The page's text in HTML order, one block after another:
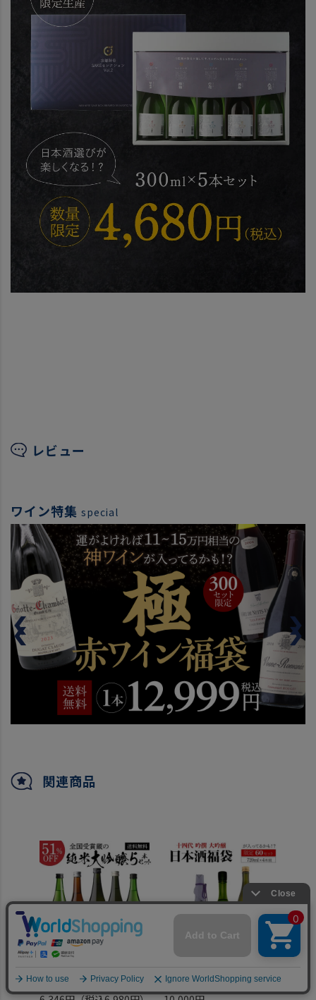
レビュー
ワイン特集 special
関連商品
5本 送料無料 飲み比べ セ
ット 辛口 全て全国新酒鑑
720ml×4本セット 限定
60セット 十四代 が入っ
ット